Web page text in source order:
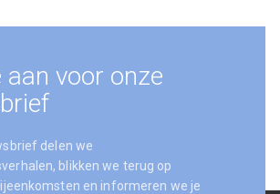
aan voor onze
delen we
blikken we terug op
en informeren we je